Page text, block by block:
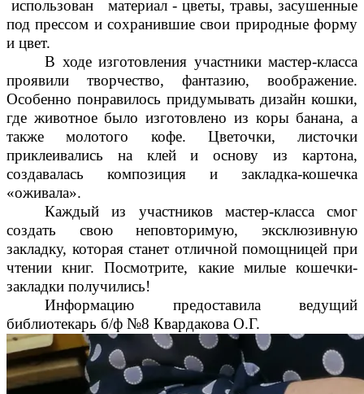
использован материал - цветы, травы, засушенные
под прессом и сохранившие свои природные форму
и цвет.
В ходе изготовления участники мастер-класса
проявили творчество, фантазию, воображение.
Особенно понравилось придумывать дизайн кошки,
где животное было изготовлено из коры банана, а
также молотого кофе. Цветочки, листочки
приклеивались на клей и основу из картона,
создавалась композиция и закладка-кошечка
«оживала».
Каждый из участников мастер-класса смог
создать свою неповторимую, эксклюзивную
закладку, которая станет отличной помощницей при
чтении книг. Посмотрите, какие милые кошечки-
закладки получились!
Информацию предоставила ведущий
библиотекарь б/ф №8 Квардакова О.Г.